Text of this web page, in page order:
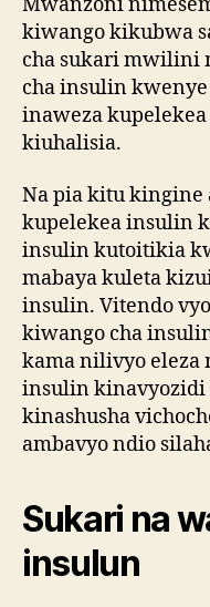
kiwango kikubwa
cha sukari mwilini
cha insulin
inaweza
kiuhalisia.
Na pia kitu kingine
kupelekea insulin
insulin kutoitikia
mabaya kuleta
insulin. Vitendo
kiwango cha
kama nilivyo eleza
insulin
kinashusha
ambavyo ndio
Sukari na
insulun